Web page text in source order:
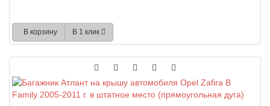
В корзину В 1 клик